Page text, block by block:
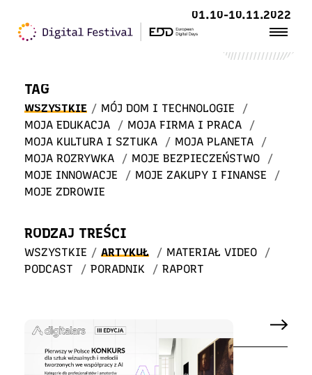
01.10-10.11.2022
w STREFIE WIEDZY
TAG
WSZYSTKIE / MÓJ DOM I TECHNOLOGIE
/
MOJA EDUKACJA
/ MOJA FIRMA I PRACA
/
MOJA KULTURA I SZTUKA
/ MOJA PLANETA
/
MOJA ROZRYWKA
/ MOJE BEZPIECZEŃSTWO
/
MOJE INNOWACJE
/ MOJE ZAKUPY I FINANSE
/
MOJE ZDROWIE
RODZAJ TREŚCI
WSZYSTKIE / ARTYKUŁ / MATERIAŁ VIDEO
/
PODCAST
/ PORADNIK / RAPORT